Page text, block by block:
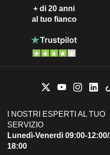
+ di 20 anni
al tuo fianco
I NOSTRI ESPERTI AL TUO
SERVIZIO
Lunedì-Venerdì 09:00-
18:00